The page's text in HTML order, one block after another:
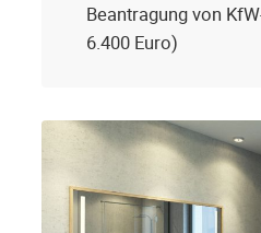
Beantragung von
6.400 Euro)